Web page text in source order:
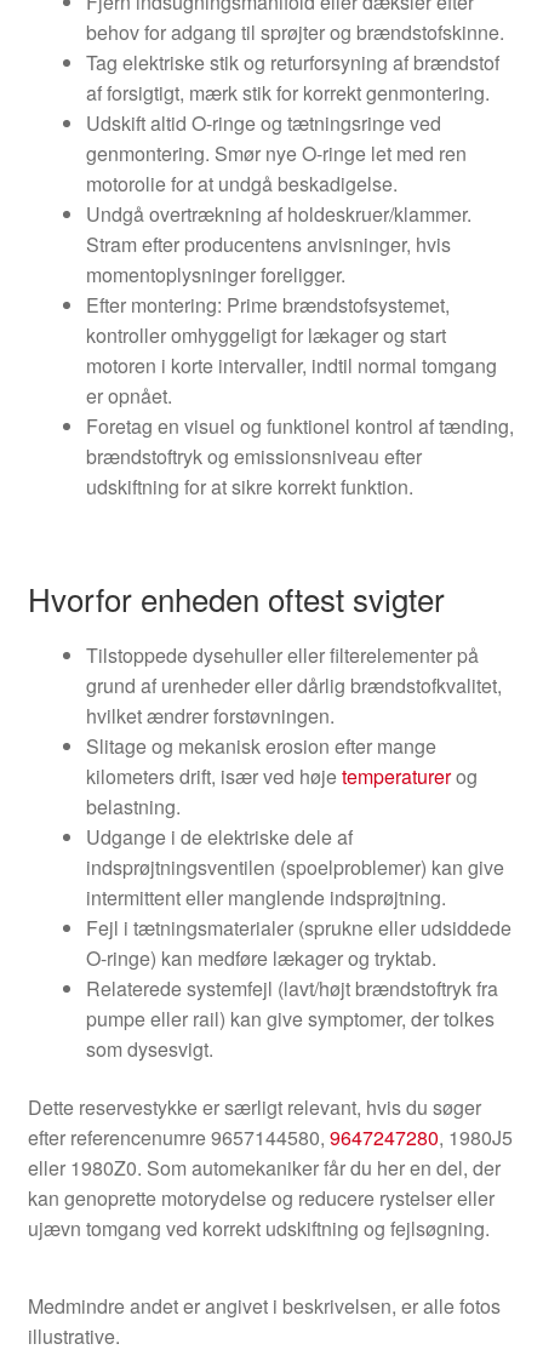
behov for adgang til sprøjter og brændstofskinne.
Tag elektriske stik og returforsyning af brændstof
af forsigtigt, mærk stik for korrekt genmontering.
Udskift altid O-ringe og tætningsringe ved
genmontering. Smør nye O-ringe let med ren
motorolie for at undgå beskadigelse.
Undgå overtrækning af holdeskruer/klammer.
Stram efter producentens anvisninger, hvis
momentoplysninger foreligger.
Efter montering: Prime brændstofsystemet,
kontroller omhyggeligt for lækager og start
motoren i korte intervaller, indtil normal tomgang
er opnået.
Foretag en visuel og funktionel kontrol af tænding,
brændstoftryk og emissionsniveau efter
udskiftning for at sikre korrekt funktion.
Hvorfor enheden oftest svigter
Tilstoppede dysehuller eller filterelementer på
grund af urenheder eller dårlig brændstofkvalitet,
hvilket ændrer forstøvningen.
Slitage og mekanisk erosion efter mange
kilometers drift, især ved højetemperaturerog
belastning.
Udgange i de elektriske dele af
indsprøjtningsventilen (spoelproblemer) kan give
intermittent eller manglende indsprøjtning.
Fejl i tætningsmaterialer (sprukne eller udsiddede
O-ringe) kan medføre lækager og tryktab.
Relaterede systemfejl (lavt/højt brændstoftryk fra
pumpe eller rail) kan give symptomer, der tolkes
som dysesvigt.
Dette reservestykke er særligt relevant, hvis du søger
efter referencenumre 9657144580, 9647247280, 1980J5
eller 1980Z0. Som automekaniker får du her en del, der
kan genoprette motorydelse og reducere rystelser eller
ujævn tomgang ved korrekt udskiftning og fejlsøgning.
Medmindre andet er angivet i beskrivelsen, er alle fotos
illustrative.